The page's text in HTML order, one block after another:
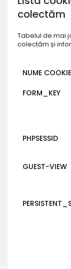
colectăm
Tabelul de mai
colectăm și
NUME COOKIE
FORM_KEY
PHPSESSID
GUEST-VIEW